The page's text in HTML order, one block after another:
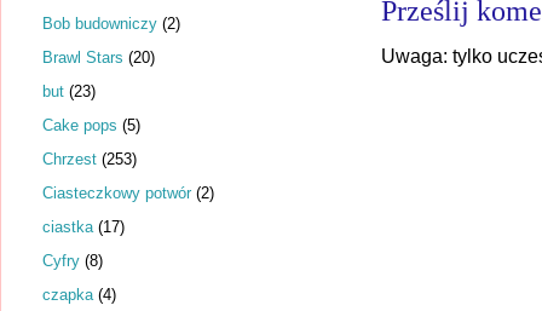
Prześlij
Uwaga: tylko
Bob budowniczy (2)
Brawl Stars (20)
but (23)
Cake pops (5)
Chrzest (253)
Ciasteczkowy potwór (2)
ciastka (17)
Cyfry (8)
czapka (4)